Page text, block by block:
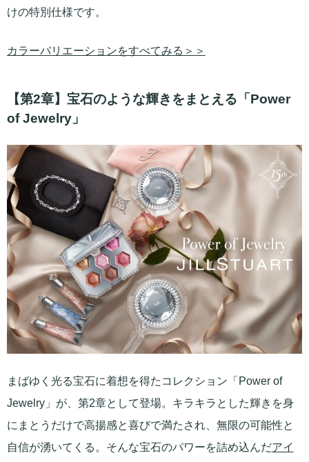
けの特別仕様です。
カラーバリエーションをすべてみる＞＞
【第2章】宝石のような輝きをまとえる「Power
of Jewelry」
まばゆく光る宝石に着想を得たコレクション「Power of
Jewelry」が、第2章として登場。キラキラとした輝きを身
にまとうだけで高揚感と喜びで満たされ、無限の可能性と
自信が湧いてくる。そんな宝石のパワーを詰め込んだアイ